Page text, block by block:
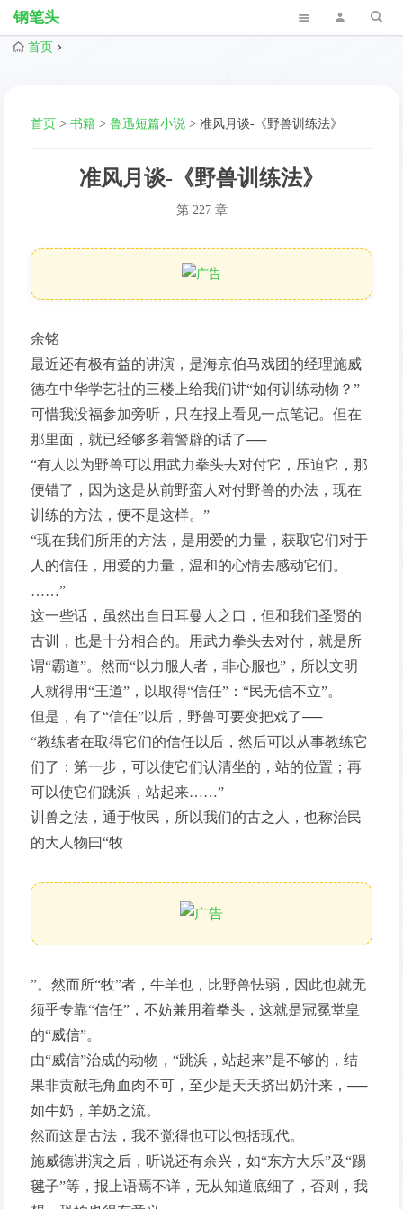
钢笔头
首页
首页 >书籍 >鲁迅短篇小说 >准风月谈-《野兽训练法》
准风月谈-《野兽训练法》
第 227 章
余铭
最近还有极有益的讲演，是海京伯马戏团的经理施威
德在中华学艺社的三楼上给我们讲“如何训练动物？”
可惜我没福参加旁听，只在报上看见一点笔记。但在
那里面，就已经够多着警辟的话了──
“有人以为野兽可以用武力拳头去对付它，压迫它，那
便错了，因为这是从前野蛮人对付野兽的办法，现在
训练的方法，便不是这样。”
“现在我们所用的方法，是用爱的力量，获取它们对于
人的信任，用爱的力量，温和的心情去感动它们。
……”
这一些话，虽然出自日耳曼人之口，但和我们圣贤的
古训，也是十分相合的。用武力拳头去对付，就是所
谓“霸道”。然而“以力服人者，非心服也”，所以文明
人就得用“王道”，以取得“信任”：“民无信不立”。
但是，有了“信任”以后，野兽可要变把戏了──
“教练者在取得它们的信任以后，然后可以从事教练它
们了：第一步，可以使它们认清坐的，站的位置；再
可以使它们跳浜，站起来……”
训兽之法，通于牧民，所以我们的古之人，也称治民
的大人物曰“牧
”。然而所“牧”者，牛羊也，比野兽怯弱，因此也就无
须乎专靠“信任”，不妨兼用着拳头，这就是冠冕堂皇
的“威信”。
由“威信”治成的动物，“跳浜，站起来”是不够的，结
果非贡献毛角血肉不可，至少是天天挤出奶汁来，──
如牛奶，羊奶之流。
然而这是古法，我不觉得也可以包括现代。
施威德讲演之后，听说还有余兴，如“东方大乐”及“踢
毽子”等，报上语焉不详，无从知道底细了，否则，我